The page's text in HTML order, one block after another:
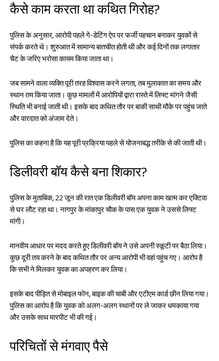
कैसे काम करता था कथित गिरोह?
पुलिस के अनुसार, आरोपी पहले गे-डेटिंग ऐप पर फर्जी पहचान बनाकर युवकों से
संपर्क करते थे। शुरुआत में सामान्य बातचीत होती थी और कई दिनों तक लगातार
चैट के जरिए भरोसा कायम किया जाता था।
जब सामने वाला व्यक्ति पूरी तरह विश्वास करने लगता, तब मुलाकात का समय और
स्थान तय किया जाता। कुछ मामलों में आरोपियों द्वारा रास्ते में लिफ्ट मांगने जैसी
स्थिति भी बनाई जाती थी। इसके बाद कथित तौर पर बाकी साथी मौके पर पहुंच जाते
और वारदात को अंजाम देते।
पुलिस का कहना है कि यह पूरी प्रक्रिया पहले से योजनाबद्ध तरीके से की जाती थी।
डिलीवरी बॉय कैसे बना शिकार?
पुलिस के मुताबिक, 22 जून की रात एक डिलीवरी बॉय अपना काम खत्म कर एक्टिवा
से घर लौट रहा था। नागपुर के मांकापुर चौक के पास एक युवक ने उससे लिफ्ट
मांगी।
मानवीय आधार पर मदद करते हुए डिलीवरी बॉय ने उसे अपनी स्कूटी पर बैठा लिया।
कुछ दूरी तय करने के बाद कथित तौर पर अन्य आरोपी भी वहां पहुंच गए। आरोप है
कि सभी ने मिलकर युवक का अपहरण कर लिया।
इसके बाद पीड़ित से मोबाइल फोन, बाइक की चाबी और एटीएम कार्ड छीन लिया गया।
पुलिस का आरोप है कि युवक को अलग-अलग स्थानों पर ले जाकर धमकाया गया
और उसके साथ मारपीट भी की गई।
परिचितों से मंगवाए पैसे